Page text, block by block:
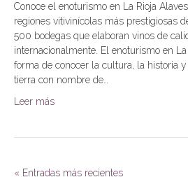
Conoce el enoturismo en La Rioja
regiones vitivinícolas más prestigiosas
500 bodegas que elaboran vinos de
internacionalmente. El enoturismo en
forma de conocer la cultura, la historia
tierra con nombre de…
Leer más
« Entradas más recientes